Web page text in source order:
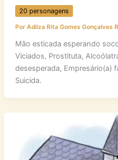
20 personagens
Por Adilza Rita Gomes Gonçalves
Mão esticada esperando
Viciados, Prostituta,
desesperada, Empresário(a)
Suicida.